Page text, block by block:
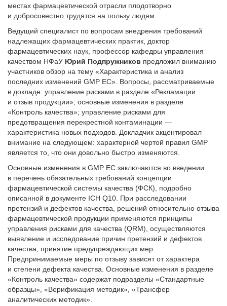
местах фармацевтической отрасли плодотворно
и добросовестно трудятся на пользу людям.
Ведущий специалист по вопросам внедрения требований
надлежащих фармацевтических практик, доктор
фармацевтических наук, профессор кафедры управления
качеством НФаУ Юрий Подпружников предложил вниманию
участников обзор на тему «Характеристика и анализ
последних изменений GМР ЕС». Вопросы, рассматриваемые
в докладе: управление рисками в разделе «Рекламации
и отзыв продукции»; основные изменения в разделе
«Контроль качества»; управление рисками для
предотвращения перекрестной контаминации —
характеристика новых подходов. Докладчик акцентировал
внимание на следующем: характерной чертой правил GMP
является то, что они довольно быстро изменяются.
Основные изменения в GMP ЕС заключаются во введении
в перечень обязательных требований концепции
фармацевтической системы качества (ФСК), подробно
описанной в документе ICH Q10. При расследовании
претензий и дефектов качества, решений относительно отзыва
фармацевтической продукции применяются принципы
управления рисками для качества (QRM), осуществляются
выявление и исследование причин претензий и дефектов
качества, принятие предупреждающих мер.
Предпринимаемые меры по отзыву зависят от характера
и степени дефекта качества. Основные изменения в разделе
«Контроль качества» содержат подразделы «Стандартные
образцы», «Верификация методик», «Трансфер
аналитических методик».